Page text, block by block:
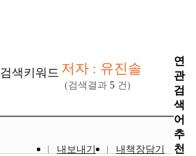
검색키워드 저자 : 유진솔
(검색결과 5 건)
내보내기
내책장담기
연
관
검
색
어
추
천